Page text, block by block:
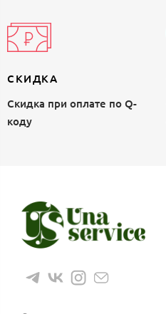
СКИДКА
Скидка при оплате по Q-
коду